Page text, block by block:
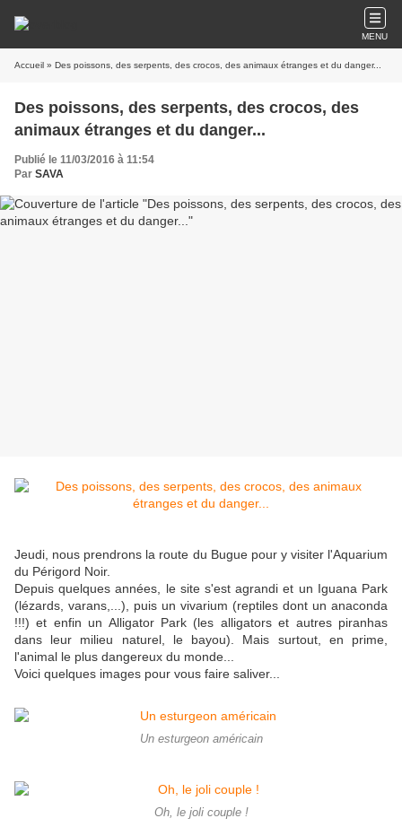
MENU
Accueil » Des poissons, des serpents, des crocos, des animaux étranges et du danger...
Des poissons, des serpents, des crocos, des
animaux étranges et du danger...
Publié le 11/03/2016 à 11:54
Par SAVA
Jeudi, nous prendrons la route du Bugue pour y visiter l'Aquarium
du Périgord Noir.
Depuis quelques années, le site s'est agrandi et un Iguana Park
(lézards, varans,...), puis un vivarium (reptiles dont un anaconda
!!!) et enfin un Alligator Park (les alligators et autres piranhas
dans leur milieu naturel, le bayou). Mais surtout, en prime,
l'animal le plus dangereux du monde...
Voici quelques images pour vous faire saliver...
Un esturgeon américain
Oh, le joli couple !